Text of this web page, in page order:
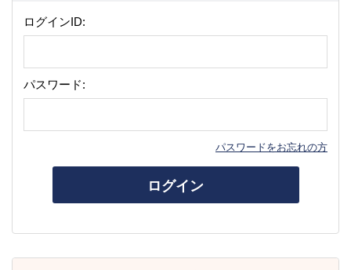
ログインID:
パスワード:
パスワードをお忘れの方
ログイン